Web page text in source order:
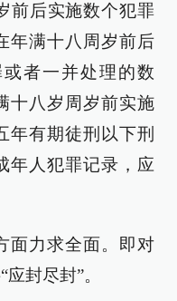
前后实施数个犯罪
年满十八周岁前后
者一并处理的数
十八岁周岁前实施
年有期徒刑以下刑
年人犯罪记录，应
面力求全面。即对
封尽封”。